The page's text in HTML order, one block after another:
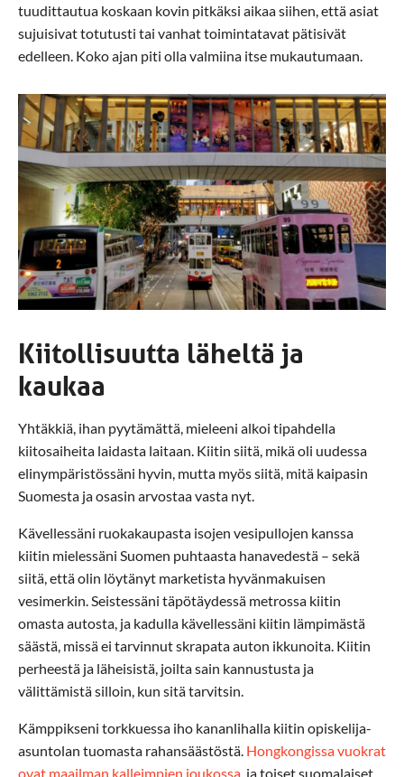
tuudittautua koskaan kovin pitkäksi aikaa siihen, että asiat
sujuisivat totutusti tai vanhat toimintatavat pätisivät
edelleen. Koko ajan piti olla valmiina itse mukautumaan.
Kiitollisuutta läheltä ja
kaukaa
Yhtäkkiä, ihan pyytämättä, mieleeni alkoi tipahdella
kiitosaiheita laidasta laitaan. Kiitin siitä, mikä oli uudessa
elinympäristössäni hyvin, mutta myös siitä, mitä kaipasin
Suomesta ja osasin arvostaa vasta nyt.
Kävellessäni ruokakaupasta isojen vesipullojen kanssa
kiitin mielessäni Suomen puhtaasta hanavedestä – sekä
siitä, että olin löytänyt marketista hyvänmakuisen
vesimerkin. Seistessäni täpötäydessä metrossa kiitin
omasta autosta, ja kadulla kävellessäni kiitin lämpimästä
säästä, missä ei tarvinnut skrapata auton ikkunoita. Kiitin
perheestä ja läheisistä, joilta sain kannustusta ja
välittämistä silloin, kun sitä tarvitsin.
Kämppikseni torkkuessa iho kananlihalla kiitin opiskelija-
asuntolan tuomasta rahansäästöstä. Hongkongissa vuokrat
ovat maailman kalleimpien joukossa , ja toiset suomalaiset